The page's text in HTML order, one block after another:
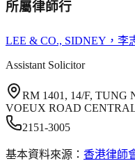
所屬律師行
LEE & CO., SIDNEY ，李
Assistant Solicitor
RM 1401, 14/F, TUNG
VOEUX ROAD
2151-3005
基本資料來源： 香港律師